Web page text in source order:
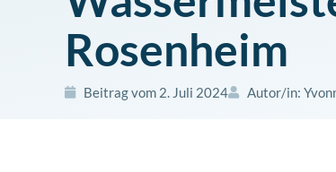
Rosenheim
Beitrag vom 2. Juli 2024 Autor/in: